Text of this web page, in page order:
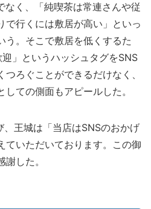
く、「純喫茶は常連さんや従
で行くには敷居が高い」といっ
う。そこで敷居を低くするた
」というハッシュタグをSNS
ろぐことができるだけなく、
ての側面もアピールした。
王城は「当店はSNSのおかげ
ていただいております。この御
した。